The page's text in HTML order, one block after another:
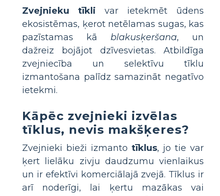
Zvejnieku tīkli var ietekmēt ūdens
ekosistēmas, ķerot netēlamas sugas, kas
pazīstamas kā blakusķeršana, un
dažreiz bojājot dzīvesvietas. Atbildīga
zvejniecība un selektīvu tīklu
izmantošana palīdz samazināt negatīvo
ietekmi.
Kāpēc zvejnieki izvēlas
tīklus, nevis makšķeres?
Zvejnieki bieži izmanto tīklus, jo tie var
ķert lielāku zivju daudzumu vienlaikus
un ir efektīvi komerciālajā zvejā. Tīklus ir
arī noderīgi, lai ķertu mazākas vai